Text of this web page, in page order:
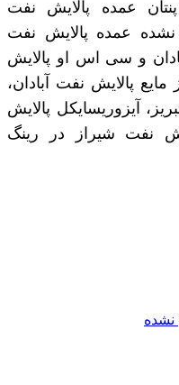
عمده پالایش نفت
نشده عمده پالایش نفت
نفت آبادان و سی اس او پالایش
پالایش نفت آبادان،
تبریز، آیزوریسایکل پالایش
و حلال ۴۰۴ پالایش نفت شیراز در رینگ
نشده